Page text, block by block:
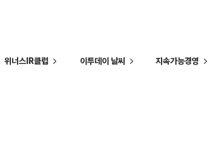
위너스IR클럽 이투데이 날씨 지속가능경영